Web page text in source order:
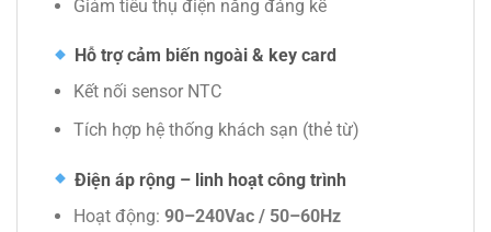
Giảm tiêu thụ điện năng đáng kể
Hỗ trợ cảm biến ngoài & key card
Kết nối sensor NTC
Tích hợp hệ thống khách sạn (thẻ từ)
Điện áp rộng – linh hoạt công trình
Hoạt động: 90–240Vac / 50–60Hz